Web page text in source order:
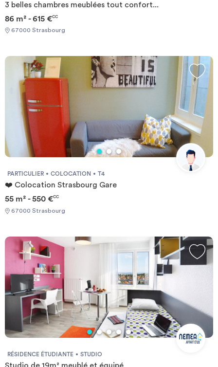
3 belles chambres meublées tout confort...
86 m² - 615 €CC
67000 Strasbourg
PARTICULIER COLOCATION T4
❤️ Colocation Strasbourg Gare
55 m² - 550 €CC
67000 Strasbourg
RÉSIDENCE ÉTUDIANTE STUDIO